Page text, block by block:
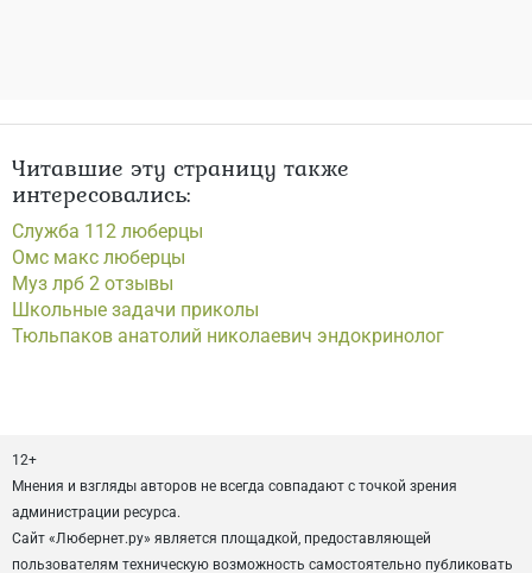
Читавшие эту страницу также
интересовались:
Служба 112 люберцы
Омс макс люберцы
Муз лрб 2 отзывы
Школьные задачи приколы
Тюльпаков анатолий николаевич эндокринолог
12+
Мнения и взгляды авторов не всегда совпадают с точкой зрения
администрации ресурса.
Сайт «Любернет.ру» является площадкой, предоставляющей
пользователям техническую возможность самостоятельно публиковать